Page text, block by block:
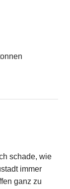
schade, wie
immer
ganz zu